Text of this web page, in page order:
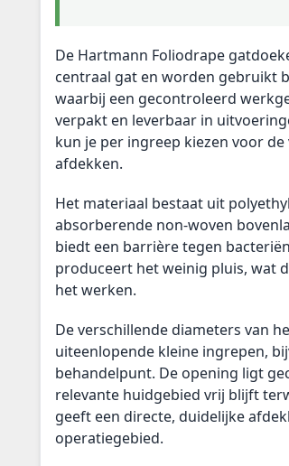
De Hartmann Foliodrape
centraal gat en worden gebruikt
waarbij een gecontroleerd
verpakt en leverbaar in
kun je per ingreep kiezen voor
afdekken.
Het materiaal bestaat uit
absorberende non-woven
biedt een barrière tegen
produceert het weinig pluis, wat
het werken.
De verschillende diameters van
uiteenlopende kleine ingrepen,
behandelpunt. De opening ligt
relevante huidgebied vrij blijft
geeft een directe, duidelijke
operatiegebied.